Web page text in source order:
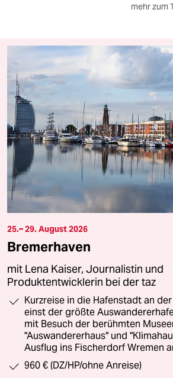
mehr zum
25.– 29. August 2026
Bremerhaven
mit Lena Kaiser, Journalistin und
Produktentwicklerin bei der taz
Kurzreise in die Hafenstadt an
einst der größte
mit Besuch der berühmten
"Auswandererhaus" und
Ausflug ins Fischerdorf Wremen
960 € (DZ/HP/ohne Anreise)